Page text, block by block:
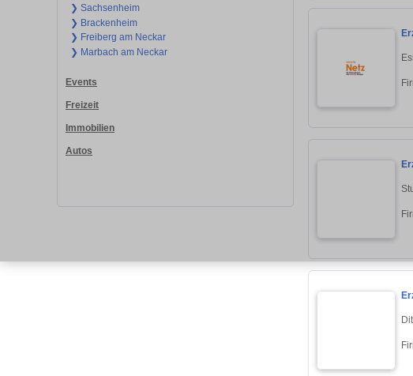
❯ Sachsenheim
❯ Brackenheim
❯ Freiberg am Neckar
❯ Marbach am Neckar
Events
Freizeit
Immobilien
Autos